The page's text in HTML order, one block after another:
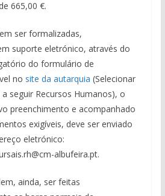
665,00 €.
ser formalizadas,
suporte eletrónico, através do
do formulário de
no site da autarquia (Selecionar
seguir Recursos Humanos), o
preenchimento e acompanhado
exigíveis, deve ser enviado
eletrónico:
albufeira.pt.
ainda, ser feitas